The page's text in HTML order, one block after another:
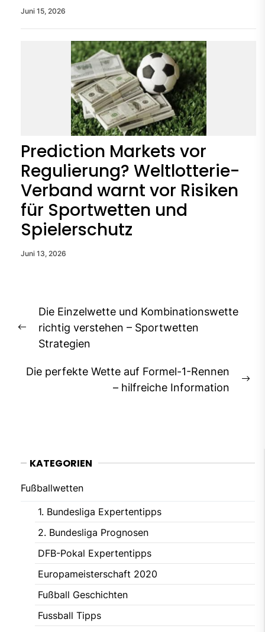
Juni 15, 2026
Prediction Markets vor
Regulierung? Weltlotterie-
Verband warnt vor Risiken
für Sportwetten und
Spielerschutz
Juni 13, 2026
Beitragsnavigation
Previous
post:
Die Einzelwette und Kombinationswette
richtig verstehen – Sportwetten
Strategien
Die perfekte Wette auf Formel-1-Rennen
– hilfreiche Information
KATEGORIEN
Fußballwetten
1. Bundesliga Expertentipps
2. Bundesliga Prognosen
DFB-Pokal Expertentipps
Europameisterschaft 2020
Fußball Geschichten
Fussball Tipps